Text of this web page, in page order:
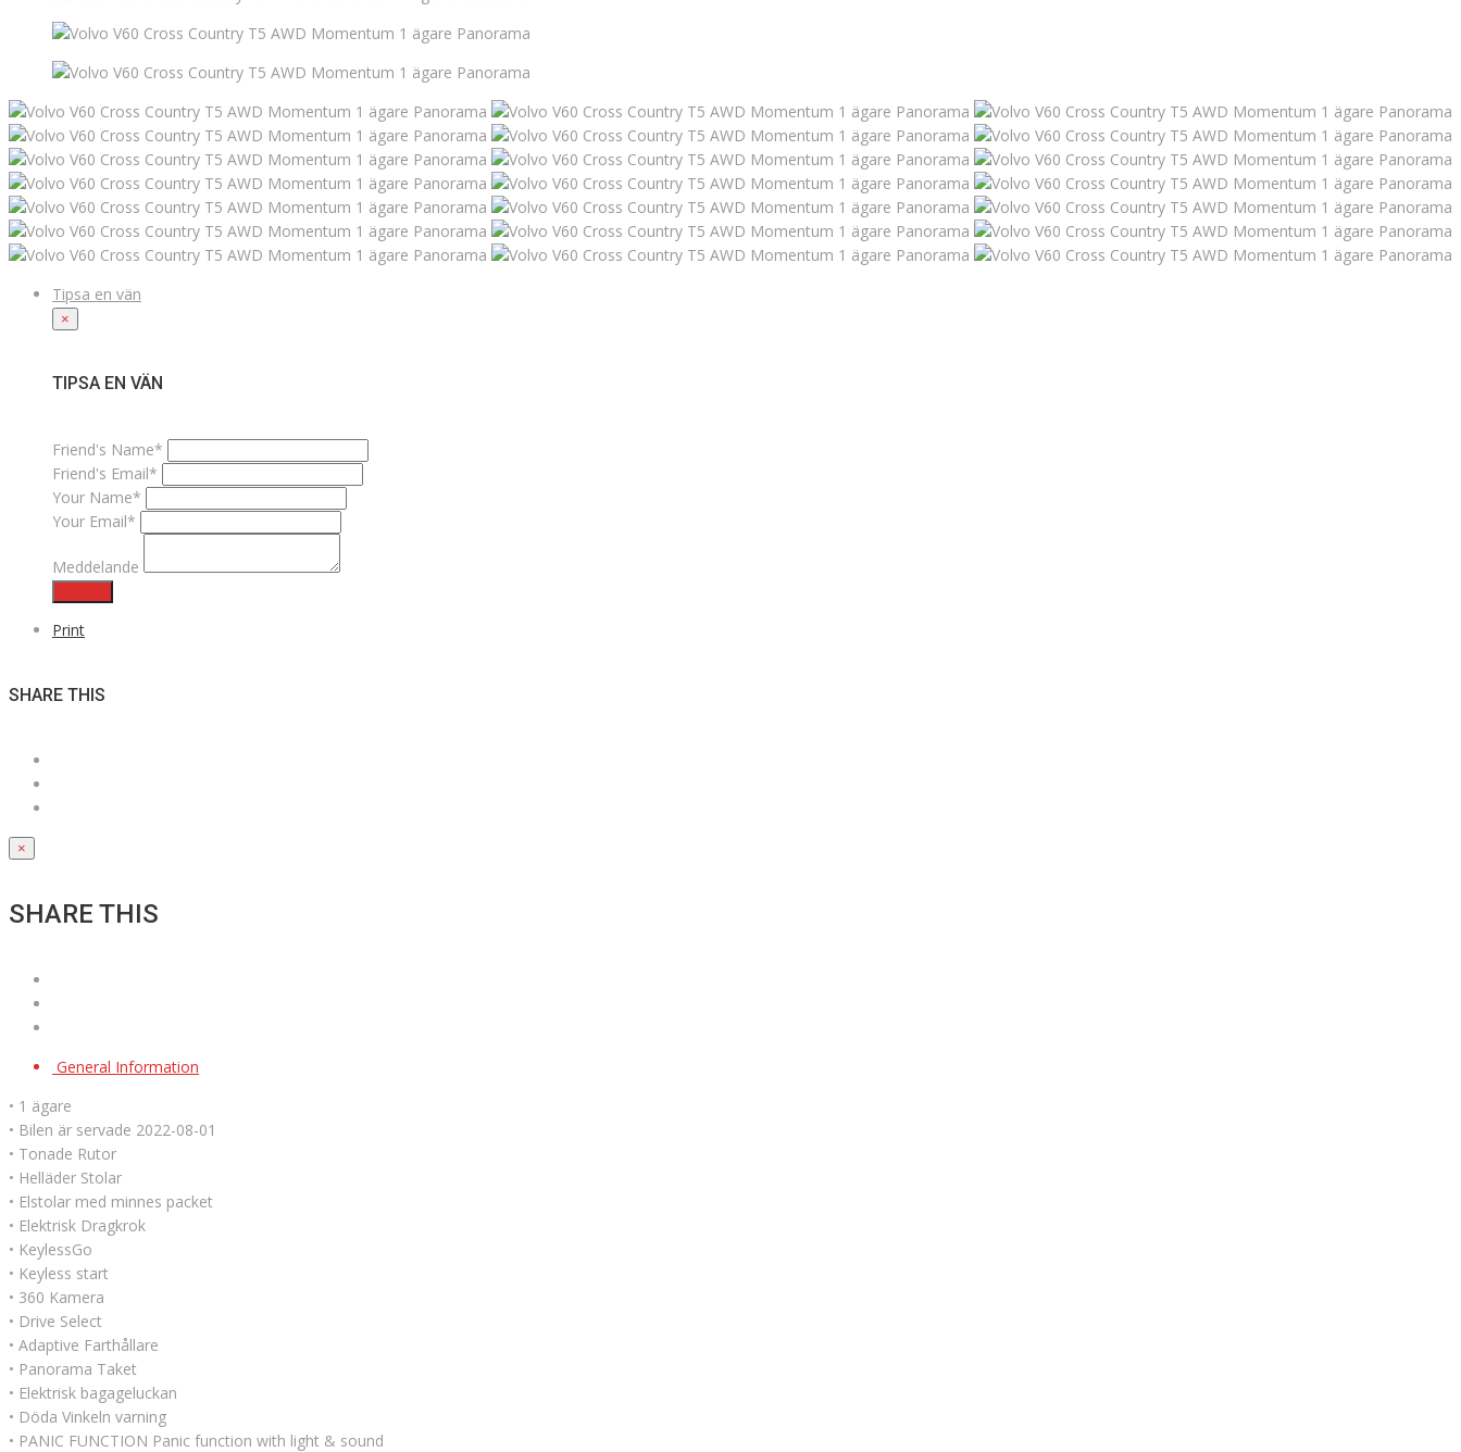
Tipsa en vän
×
TIPSA EN VÄN
Friend's Name*
Friend's Email*
Your Name*
Your Email*
Meddelande
Print
SHARE THIS
×
SHARE THIS
General Information
• 1 ägare
• Bilen är servade 2022-08-01
• Tonade Rutor
• Helläder Stolar
• Elstolar med minnes packet
• Elektrisk Dragkrok
• KeylessGo
• Keyless start
• 360 Kamera
• Drive Select
• Adaptive Farthållare
• Panorama Taket
• Elektrisk bagageluckan
• Döda Vinkeln varning
• PANIC FUNCTION Panic function with light & sound